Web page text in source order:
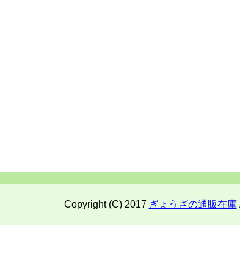
Copyright (C) 2017 ぎょうざの通販在庫